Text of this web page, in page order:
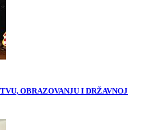
OBRAZOVANJU I DRŽAVNOJ